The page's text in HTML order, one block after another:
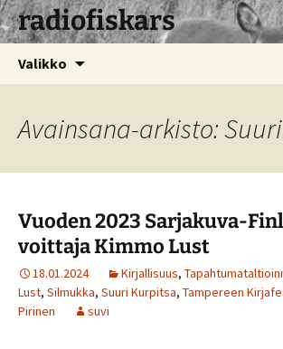
radiofiskars
Valikko
Avainsana-arkisto:
Vuoden 2023 Sarjakuva-
voittaja Kimmo Lust
18.01.2024 Kirjallisuus,
Lust, Silmukka, Suuri Kurpitsa, Tampereen
Pirinen
suvi